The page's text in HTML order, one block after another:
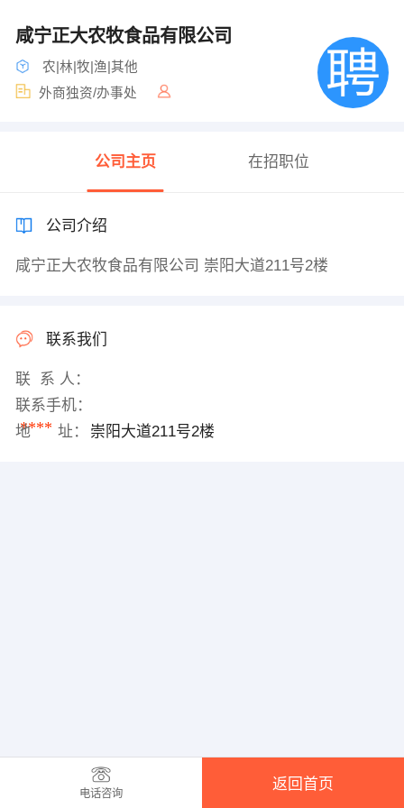
咸宁正大农牧食品有限公司
农|林|牧|渔|其他
外商独资/办事处
公司主页 在招职位
公司介绍
咸宁正大农牧食品有限公司 崇阳大道211号2楼
联系我们
联 系 人：
联系手机：
****
地 址： 崇阳大道211号2楼
电话咨询
返回首页